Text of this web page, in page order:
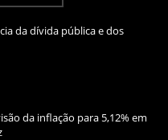
da dívida pública e dos
da inflação para 5,12% em